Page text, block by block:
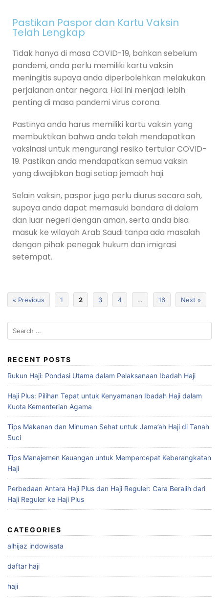
Pastikan Paspor dan Kartu Vaksin
Telah Lengkap
Tidak hanya di masa COVID-19, bahkan sebelum
pandemi, anda perlu memiliki kartu vaksin
meningitis supaya anda diperbolehkan melakukan
perjalanan antar negara. Hal ini menjadi lebih
penting di masa pandemi virus corona.
Pastinya anda harus memiliki kartu vaksin yang
membuktikan bahwa anda telah mendapatkan
vaksinasi untuk mengurangi resiko tertular COVID-
19. Pastikan anda mendapatkan semua vaksin
yang diwajibkan bagi setiap jemaah haji.
Selain vaksin, paspor juga perlu diurus secara sah,
supaya anda dapat memasuki bandara di dalam
dan luar negeri dengan aman, serta anda bisa
masuk ke wilayah Arab Saudi tanpa ada masalah
dengan pihak penegak hukum dan imigrasi
setempat.
« Previous 1 2 3 4 … 16 Next »
RECENT POSTS
Rukun Haji: Pondasi Utama dalam Pelaksanaan Ibadah Haji
Haji Plus: Pilihan Tepat untuk Kenyamanan Ibadah Haji dalam
Kuota Kementerian Agama
Tips Makanan dan Minuman Sehat untuk Jama’ah Haji di Tanah
Suci
Tips Manajemen Keuangan untuk Mempercepat Keberangkatan
Haji
Perbedaan Antara Haji Plus dan Haji Reguler: Cara Beralih dari
Haji Reguler ke Haji Plus
CATEGORIES
alhijaz indowisata
daftar haji
haji